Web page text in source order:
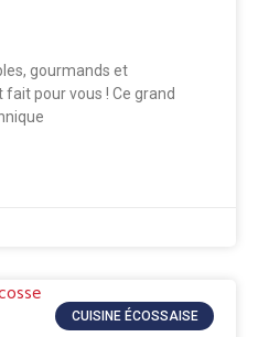
gourmands et
fait pour vous ! Ce grand
CUISINE ÉCOSSAISE